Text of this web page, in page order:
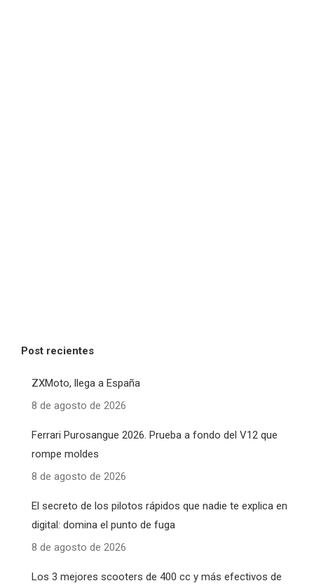
Post recientes
ZXMoto, llega a España
8 de agosto de 2026
Ferrari Purosangue 2026. Prueba a fondo del V12 que
rompe moldes
8 de agosto de 2026
El secreto de los pilotos rápidos que nadie te explica en
digital: domina el punto de fuga
8 de agosto de 2026
Los 3 mejores scooters de 400 cc y más efectivos de